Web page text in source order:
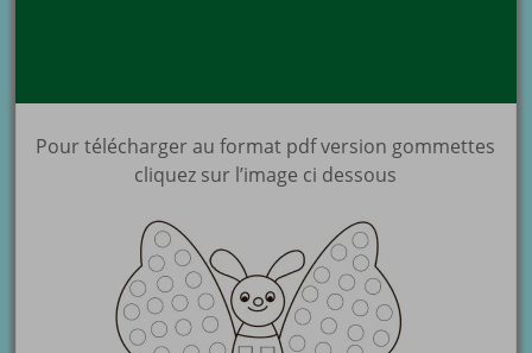
Pour télécharger au format pdf version gommettes
cliquez sur l’image ci dessous